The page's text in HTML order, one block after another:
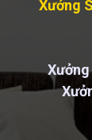
Xưởng
Xưởng